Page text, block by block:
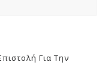
Για Την